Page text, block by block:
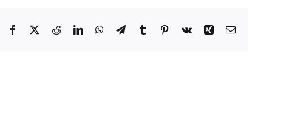
Facebook
X RedditLinkedInWhatsApp
TelegramTumblrPinterest
Vk Xing Correo